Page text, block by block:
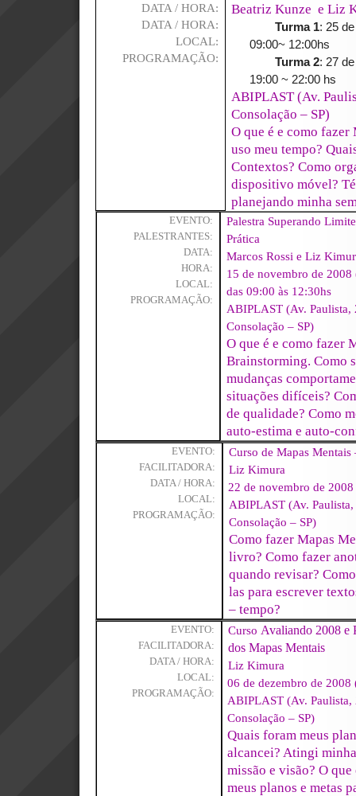
DATA / HORA:
DATA / HORA:
LOCAL:
PROGRAMAÇÃO:
Beatriz Kunze e Liz
Turma 1: 25
09:00~ 12:00hs
Turma 2: 27
19:00 ~ 22:00 hs
ABIPLAST (Av.
Consolação – SP)
O que é e como fazer
uso meu tempo?
Contextos? Como
dispositivo móvel?
planejando minha
EVENTO:
PALESTRANTES:
DATA:
HORA:
LOCAL:
PROGRAMAÇÃO:
Palestra Superando
Prática
Marcos Rossi e Liz
15 de novembro de 2008
das 09:00 às 12:30hs
ABIPLAST (Av. Paulista,
Consolação – SP)
O que é e como fazer
Brainstorming. Como
mudanças
situações difíceis?
de qualidade? Como
auto-estima e auto-
EVENTO:
FACILITADORA:
DATA / HORA:
LOCAL:
PROGRAMAÇÃO:
Curso de Mapas Mentais
Liz Kimura
22 de novembro de
ABIPLAST (Av.
Consolação – SP)
Como fazer Mapas
livro? Como fazer
quando revisar?
las para escrever
– tempo?
EVENTO:
FACILITADORA:
DATA / HORA:
LOCAL:
PROGRAMAÇÃO:
Curso Avaliando 2008 e
dos Mapas Mentais
Liz Kimura
06 de dezembro de 2008
ABIPLAST (Av. Paulista,
Consolação – SP)
Quais foram meus
alcancei? Atingi
missão e visão? O
meus planos e metas